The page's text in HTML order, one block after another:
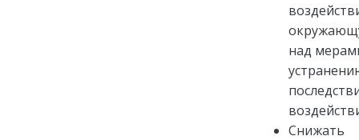
над
Снижать